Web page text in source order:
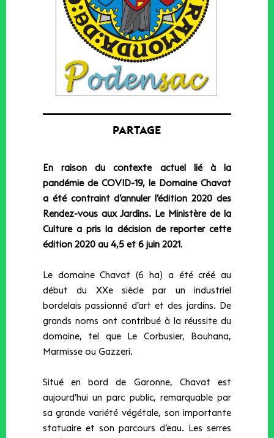
PARTAGE
En raison du contexte actuel lié à la
pandémie de COVID-19, le Domaine Chavat
a été contraint d’annuler l’édition 2020 des
Rendez-vous aux Jardins. Le Ministère de la
Culture a pris la décision de reporter cette
édition 2020 au 4,5 et 6 juin 2021 .
Le domaine Chavat (6 ha) a été créé au
début du XXe siècle par un industriel
bordelais passionné d’art et des jardins. De
grands noms ont contribué à la réussite du
domaine, tel que Le Corbusier, Bouhana,
Marmisse ou Gazzeri.
Situé en bord de Garonne, Chavat est
aujourd’hui un parc public, remarquable par
sa grande variété végétale, son importante
statuaire et son parcours d’eau. Les serres